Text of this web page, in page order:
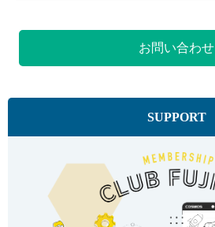
お問い合わせ
SUPPORT